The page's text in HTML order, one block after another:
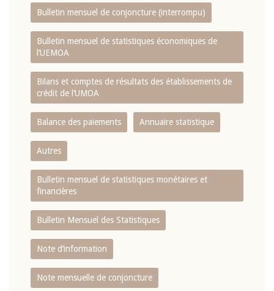
Bulletin mensuel de conjoncture (interrompu)
Bulletin mensuel de statistiques économiques de
l‘UEMOA
Bilans et comptes de résultats des établissements de
crédit de l‘UMOA
Balance des paiements Annuaire statistique
Autres
Bulletin mensuel de statistiques monétaires et
financières
Bulletin Mensuel des Statistiques
Note d’information
Note mensuelle de conjoncture